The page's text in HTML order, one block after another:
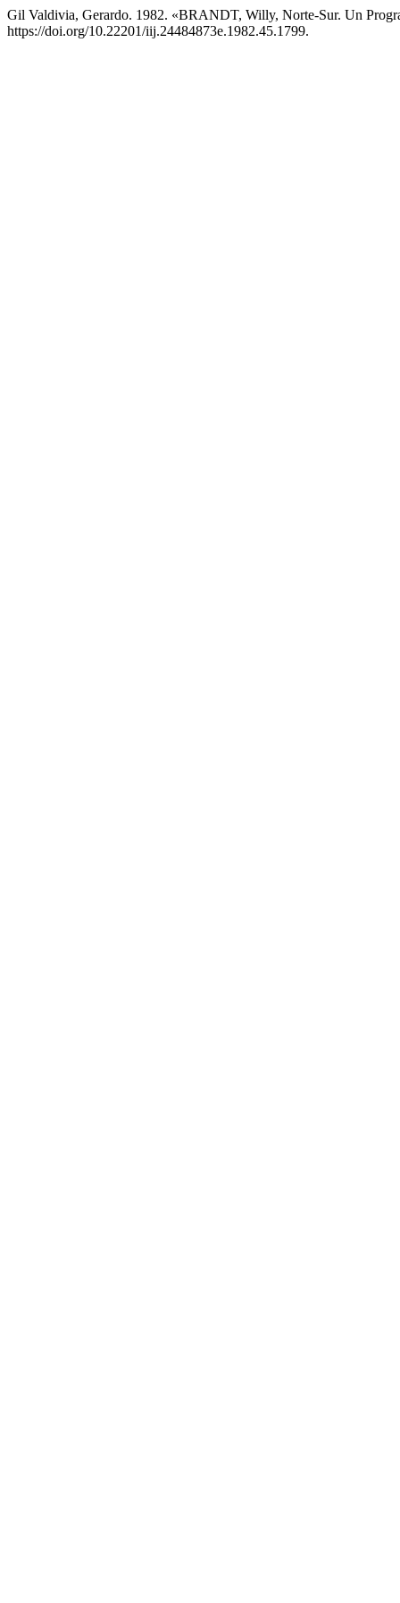
Gil Valdivia, Gerardo. 1982. «BRANDT, Willy, Norte-Sur. Un
https://doi.org/10.22201/iij.24484873e.1982.45.1799.